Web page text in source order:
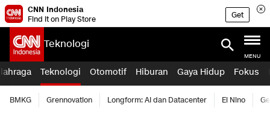
CNN Indonesia
Find it on Play Store
Get
Teknologi
MENU
Teknologi Otomotif Hiburan Gaya Hidup Fokus
BMKG Grennovation Longform: AI dan Datacenter El Nino